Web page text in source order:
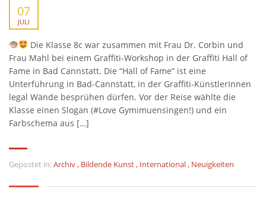
07
JULI
Die Klasse 8c war zusammen mit Frau Dr. Corbin und
Frau Mahl bei einem Graffiti-Workshop in der Graffiti Hall of
Fame in Bad Cannstatt. Die “Hall of Fame” ist eine
Unterführung in Bad-Cannstatt, in der Graffiti-KünstlerInnen
legal Wände besprühen dürfen. Vor der Reise wählte die
Klasse einen Slogan (#Love Gymimuensingen!) und ein
Farbschema aus […]
Gepostet in:Archiv, Bildende Kunst, International, Neuigkeiten